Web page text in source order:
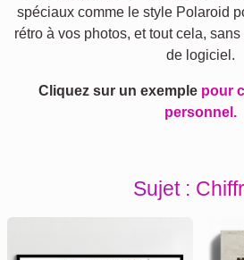
spéciaux comme le style Polaroid
rétro à vos photos, et tout cela,
de logiciel.
Cliquez sur un exemple pour
personnel.
Sujet :